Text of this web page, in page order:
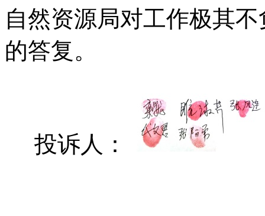
自然资源局对工作极其
的答复。
投诉人：